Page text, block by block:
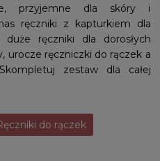
przyjemne dla skóry i
ręczniki z kapturkiem dla
ręczniki dla dorosłych
urocze ręczniczki do rączek a
zestaw dla całej
do rączek